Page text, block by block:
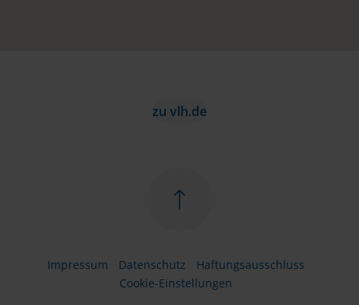
zu vlh.de
Impressum Datenschutz
Haftungsausschluss
Cookie-Einstellungen